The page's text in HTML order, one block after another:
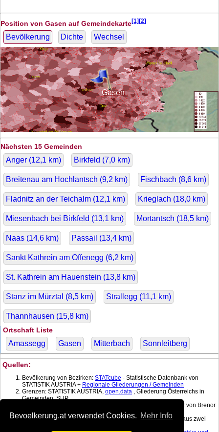
Bevoelkerung.at verwendet Cookies. Mehr Info
Position von Gasen auf Gemeindekarte[1][2]
Bevölkerung Dichte Wechsel
Gasen
Nächsten 15 Gemeinden
Anger (12,1 km) Birkfeld (7,0 km)
Breitenau am Hochlantsch (9,2 km) Fischbach (8,6 km)
Fladnitz an der Teichalm (12,1 km) Krieglach (18,0 km)
Miesenbach bei Birkfeld (13,1 km) Mortantsch (18,5 km)
Naas (14,6 km) Passail (13,4 km)
Sankt Kathrein am Offenegg (6,2 km)
St. Kathrein am Hauenstein (13,8 km)
Stanz im Mürztal (8,5 km) Strallegg (11,1 km)
Thannhausen (15,8 km)
Ortschaft Liste
Amassegg Gasen Mitterbach Sonnleitberg
Quellen:
Bevölkerung von Bezirken: STATcube - Statistische Datenbank von
STATISTIK AUSTRIA + Regionale Gliederungen / Gemeinden
Grenzen: STATISTIK AUSTRIA, open.data , Gliederung Österreichs in
Gemeinden, SHP
1.2 von Brenor
Brophy
Bevölkerung am Datum: Berechnet mit linearer Interpolation aus zwei